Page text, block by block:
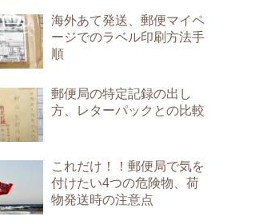
海外あて発送、郵便マイペ
ージでのラベル印刷方法手
順
郵便局の特定記録の出し
方、レターパックとの比較
これだけ！！郵便局で気を
付けたい4つの危険物、荷
物発送時の注意点